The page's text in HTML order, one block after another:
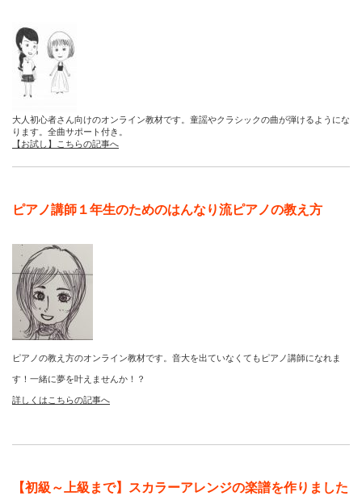
大人初心者さん向けのオンライン教材です。童謡やクラシックの曲が弾けるようにな
ります。全曲サポート付き。
【お試し】こちらの記事へ
ピアノ講師１年生のためのはんなり流ピアノの教え方
ピアノの教え方のオンライン教材です。音大を出ていなくてもピアノ講師になれま
す！一緒に夢を叶えませんか！？
詳しくはこちらの記事へ
【初級～上級まで】スカラーアレンジの楽譜を作りました